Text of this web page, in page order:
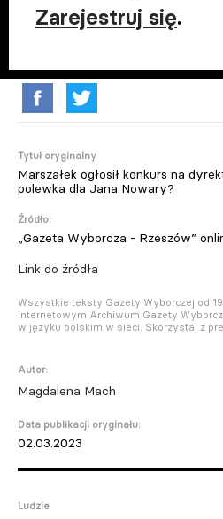
Zarejestruj się.
Tytuł oryginalny
Marszałek ogłosił konkurs na
polewka dla Jana Nowary?
Źródło:
„Gazeta Wyborcza - Rzeszów”
Link do źródła
Wszystkie teksty Gazety Wyborczej od
internetowym Archiwum Gazety
w języku polskim w sieci. Skorzystaj z
Autor:
Magdalena Mach
Data publikacji oryginału:
02.03.2023
Ludzie